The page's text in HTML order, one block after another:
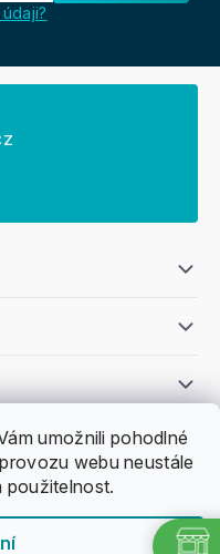
umožnili pohodlné
webu neustále
použitelnost.